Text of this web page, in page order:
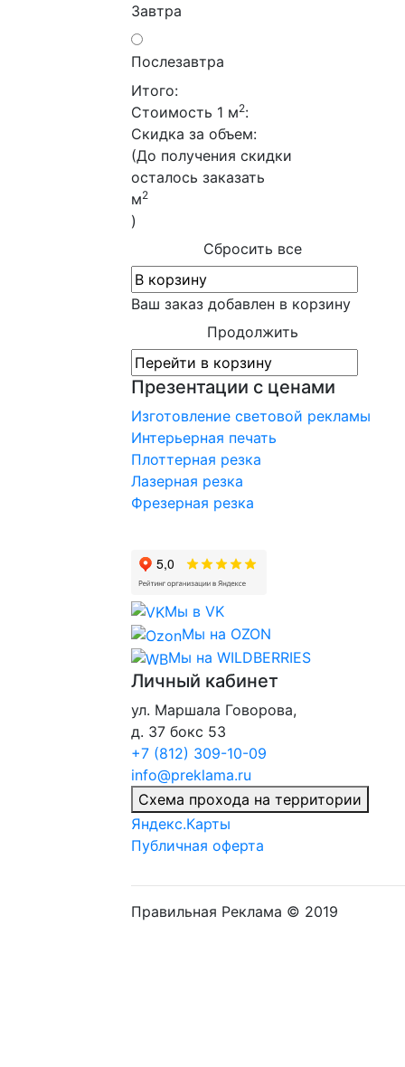
Завтра
Послезавтра
Итого:
Стоимость 1 м2:
Скидка за объем:
(До получения скидки
осталось заказать
м2
)
Ваш заказ добавлен в корзину
Презентации с ценами
Изготовление световой рекламы
Интерьерная печать
Плоттерная резка
Лазерная резка
Фрезерная резка
Мы в VK
Мы на OZON
Мы на WILDBERRIES
Личный кабинет
ул. Маршала Говорова,
д. 37 бокс 53
+7 (812) 309-10-09
info@preklama.ru
Схема прохода на территории
Яндекс.Карты
Публичная оферта
Правильная Реклама © 2019